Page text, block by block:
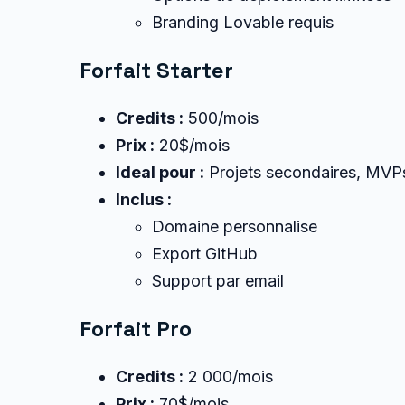
Branding Lovable requis
Forfait Starter
Credits : 500/mois
Prix : 20$/mois
Ideal pour : Projets secondaires,
Inclus :
Domaine personnalise
Export GitHub
Support par email
Forfait Pro
Credits : 2 000/mois